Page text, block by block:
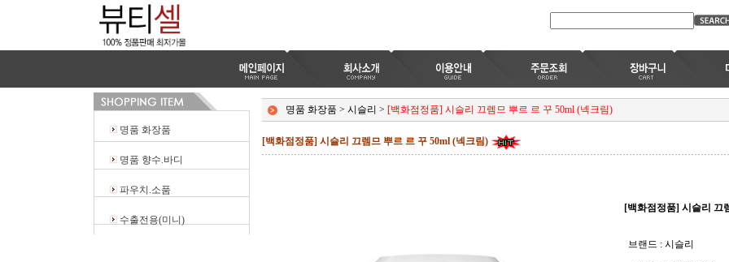
명품 화장품
명품 향수.바디
파우치.소품
수출전용(미니)
명품 화장품 > 시슬리 > [백화점정품] 시슬리 끄렘므 뿌르 르 꾸 50ml (넥크림)
[백화점정품] 시슬리 끄렘므 뿌르 르 꾸 50ml (넥크림)
[백화점정품] 시슬리 끄
브랜드 : 시슬리